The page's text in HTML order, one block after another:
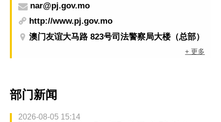
nar@pj.gov.mo
http://www.pj.gov.mo
澳门友谊大马路 823号司法警察局大楼（总部）
+ 更多
部门新闻
2026-08-05 15:14